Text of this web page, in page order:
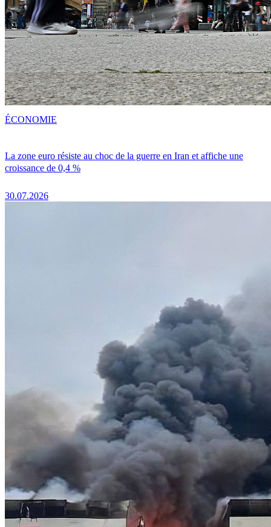
La zone euro résiste au choc de la guerre en Iran et affiche une
croissance de 0,4 %
30.07.2026
ÉCONOMIE